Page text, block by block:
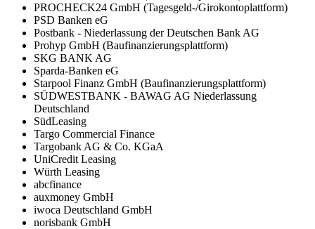
PROCHECK24 GmbH (Tagesgeld-/Girokontoplattform)
PSD Banken eG
Postbank - Niederlassung der Deutschen Bank AG
Prohyp GmbH (Baufinanzierungsplattform)
SKG BANK AG
Sparda-Banken eG
Starpool Finanz GmbH (Baufinanzierungsplattform)
SÜDWESTBANK - BAWAG AG Niederlassung
Deutschland
SüdLeasing
Targo Commercial Finance
Targobank AG & Co. KGaA
UniCredit Leasing
Würth Leasing
abcfinance
auxmoney GmbH
iwoca Deutschland GmbH
norisbank GmbH